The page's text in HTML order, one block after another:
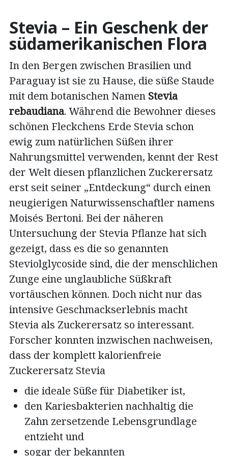
Stevia – Ein Geschenk der
südamerikanischen Flora
In den Bergen zwischen Brasilien und
Paraguay ist sie zu Hause, die süße Staude
mit dem botanischen Namen Stevia
rebaudiana. Während die Bewohner dieses
schönen Fleckchens Erde Stevia schon
ewig zum natürlichen Süßen ihrer
Nahrungsmittel verwenden, kennt der Rest
der Welt diesen pflanzlichen Zuckerersatz
erst seit seiner „Entdeckung“ durch einen
neugierigen Naturwissenschaftler namens
Moisés Bertoni. Bei der näheren
Untersuchung der Stevia Pflanze hat sich
gezeigt, dass es die so genannten
Steviolglycoside sind, die der menschlichen
Zunge eine unglaubliche Süßkraft
vortäuschen können. Doch nicht nur das
intensive Geschmackserlebnis macht
Stevia als Zuckerersatz so interessant.
Forscher konnten inzwischen nachweisen,
dass der komplett kalorienfreie
Zuckerersatz Stevia
die ideale Süße für Diabetiker ist,
den Kariesbakterien nachhaltig die
Zahn zersetzende Lebensgrundlage
entzieht und
sogar der bekannten